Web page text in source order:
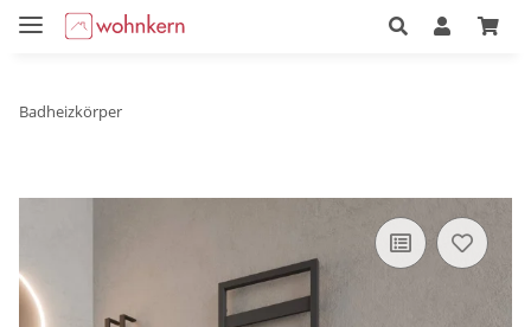
Badheizkörper